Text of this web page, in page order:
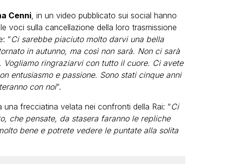
Cenni, in un video pubblicato sui social hanno
voci sulla cancellazione della loro trasmissione
“Ci sarebbe piaciuto molto darvi una bella
in autunno, ma così non sarà. Non ci sarà
ringraziarvi con tutto il cuore. Ci avete
entusiasmo e passione. Sono stati cinque anni
con noi“.
frecciatina velata nei confronti della Rai: “Ci
che pensate, da stasera faranno le repliche
bene e potrete vedere le puntate alla solita